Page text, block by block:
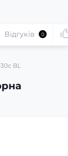
BL
Відгуків 0